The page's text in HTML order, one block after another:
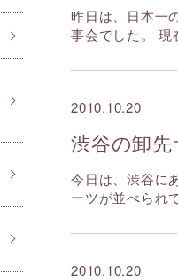
昨日は、日本一
事会でした。 現
2010.10.20
渋谷の卸
今日は、渋谷に
ーツが並べられ
2010.10.20